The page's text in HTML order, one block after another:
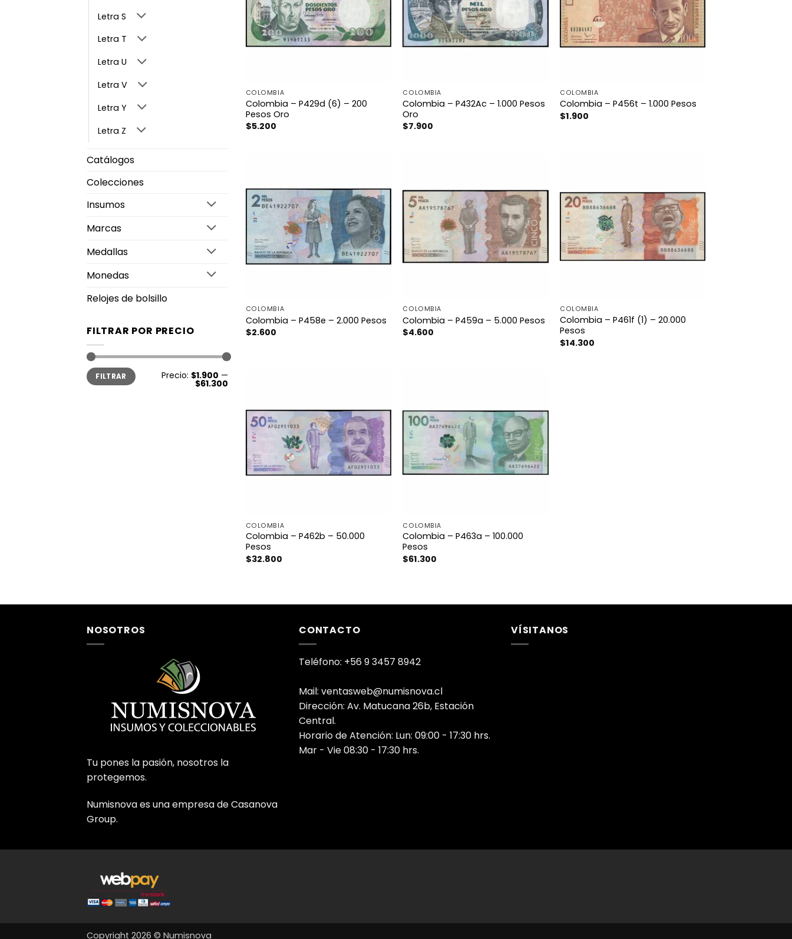
Letra S
Letra T
Letra U
Letra V
Letra Y
Letra Z
Catálogos
Colecciones
Insumos
Marcas
Medallas
Monedas
Relojes de bolsillo
FILTRAR POR PRECIO
Precio
mínimo
Precio
máximo
FILTRAR Precio: $1.900 —
$61.300
COLOMBIA
Colombia – P429d (6) – 200
Pesos Oro
$5.200
COLOMBIA
Colombia – P432Ac – 1.000 Pesos
Oro
$7.900
COLOMBIA
Colombia – P456t – 1.000 Pesos
$1.900
COLOMBIA
Colombia – P458e – 2.000 Pesos
$2.600
COLOMBIA
Colombia – P459a – 5.000 Pesos
$4.600
COLOMBIA
Colombia – P461f (1) – 20.000
Pesos
$14.300
COLOMBIA
Colombia – P462b – 50.000
Pesos
$32.800
COLOMBIA
Colombia – P463a – 100.000
Pesos
$61.300
NOSOTROS
Tu pones la pasión, nosotros la
protegemos.
Numisnova es una empresa de Casanova
Group.
CONTACTO
Teléfono: +56 9 3457 8942
Mail: ventasweb@numisnova.cl
Dirección: Av. Matucana 26b, Estación
Central.
Horario de Atención: Lun: 09:00 - 17:30 hrs.
Mar - Vie 08:30 - 17:30 hrs.
VÍSITANOS
Copyright 2026 © Numisnova